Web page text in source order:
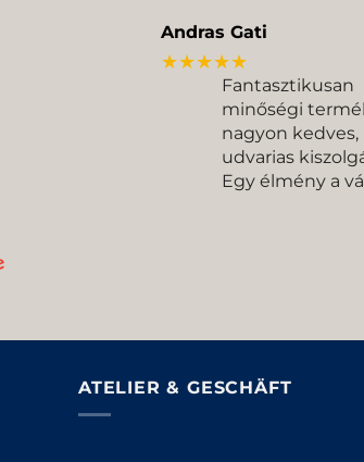
Andras Gati
★★★★★
Fantasztikusan
minőségi
nagyon kedves,
udvarias
Egy élmény a
ATELIER & GESCHÄFT